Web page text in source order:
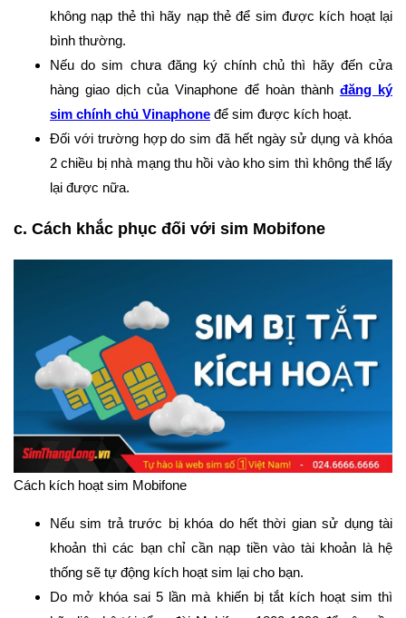
không nạp thẻ thì hãy nạp thẻ để sim được kích hoạt lại
bình thường.
Nếu do sim chưa đăng ký chính chủ thì hãy đến cửa
hàng giao dịch của Vinaphone để hoàn thành đăng ký
sim chính chủ Vinaphone để sim được kích hoạt.
Đối với trường hợp do sim đã hết ngày sử dụng và khóa
2 chiều bị nhà mạng thu hồi vào kho sim thì không thể lấy
lại được nữa.
c. Cách khắc phục đối với sim Mobifone
Cách kích hoạt sim Mobifone
Nếu sim trả trước bị khóa do hết thời gian sử dụng tài
khoản thì các bạn chỉ cần nạp tiền vào tài khoản là hệ
thống sẽ tự động kích hoạt sim lại cho bạn.
Do mở khóa sai 5 lần mà khiến bị tắt kích hoạt sim thì